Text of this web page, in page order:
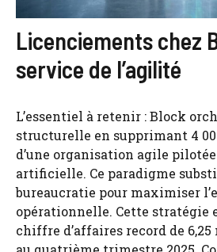
Licenciements chez
service de l’agilité
L’essentiel à retenir : Block
structurelle en supprimant 4
d’une organisation agile
artificielle. Ce paradigme
bureaucratie pour maximiser
opérationnelle. Cette stratégie
chiffre d’affaires record de